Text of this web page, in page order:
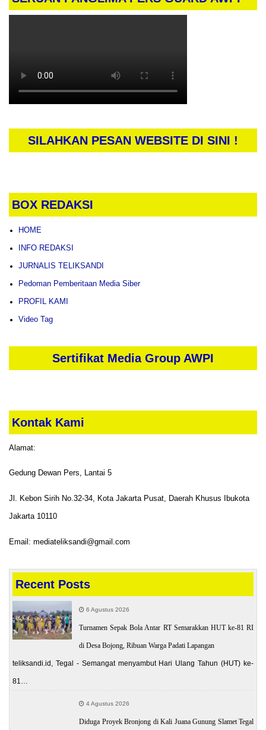
SILAHKAN PESAN WEBSITE DI SINI !
BOX REDAKSI
HOME
INFO REDAKSI
JURNALIS TELIKSANDI
Pedoman Pemberitaan Media Siber
PROFIL KAMI
Video Tag
Sertifikat Media Group AWPI
Kontak Kami
Alamat:
Gedung Dewan Pers, Lantai 5
Jl. Kebon Sirih No.32-34, Kota Jakarta Pusat, Daerah Khusus Ibukota
Jakarta 10110
Email: mediateliksandi@gmail.com
Recent Posts
6 Agustus 2026
Turnamen Sepak Bola Antar RT Semarakkan HUT ke-81 RI
di Desa Bojong, Ribuan Warga Padati Lapangan
teliksandi.id, Tegal - Semangat menyambut Hari Ulang Tahun (HUT) ke-
81…
4 Agustus 2026
Diduga Proyek Bronjong di Kali Juana Gunung Slamet Tegal